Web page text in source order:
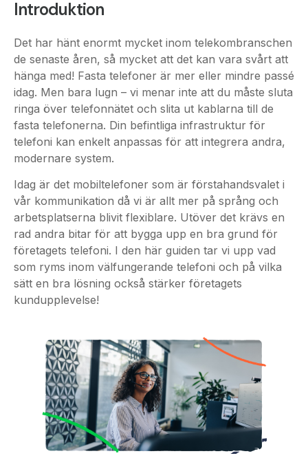
Det har hänt enormt mycket inom telekombranschen
hänga med! Fasta telefoner är mer eller mindre passé
idag. Men bara lugn – vi menar inte att du måste sluta
ringa över telefonnätet och slita ut kablarna till de
fasta telefonerna. Din befintliga infrastruktur för
telefoni kan enkelt anpassas för att integrera andra,
modernare system.
Idag är det mobiltelefoner som är förstahandsvalet i
vår kommunikation då vi är allt mer på språng och
arbetsplatserna blivit flexiblare. Utöver det krävs en
rad andra bitar för att bygga upp en bra grund för
företagets telefoni. I den här guiden tar vi upp vad
som ryms inom välfungerande telefoni och på vilka
sätt en bra lösning också stärker företagets
kundupplevelse!
Så definieras lyckad företagstelefoni